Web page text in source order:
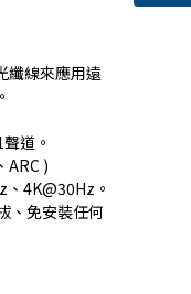
纖線來應用遠
道。
ARC )
4K@30Hz。
、免安裝任何